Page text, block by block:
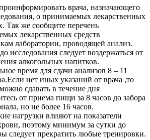
врача, назначающего
о принимаемых лекарственных
Так же сообщите перечень
лекарственных средств
лаборатории, проводящей анализ.
исследования следует воздержаться от
алкогольных напитков.
время для сдачи анализов 8 – 11
нет иных указаний от врача ,то
сдавать в течение дня
от приема пищи за 8 часов до забора
но не более 16 часов.
нагрузки влияют на показатели
поэтому минимум за сутки до
следует прекратить любые тренировки.